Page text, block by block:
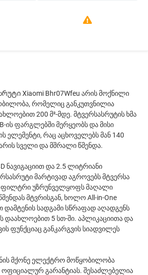
Xiaomi Bhr07Wfeu არის მოქნილი
რომელიც განკუთვნილია
200 მ²-მდე. მტვერსასრუტის ხმა
ის ფარგლებში მერყეობს და მისი
ელემენტი, რაც აცხოველებს მან 140
სველი და მშრალი წმენდა.
ნავიგაციით და 2.5 ლიტრიანი
მარტივად აგროვებს მტვერსა
ფილტრი უზრუნველყოფს მაღალი
მტვრისგან, ხოლო All-in-One
დამტენის სადგამი სწრაფად აღადგენს
დაახლოებით 5 სთ-ში. აპლიკაციითა და
ფუნქციაც განკარგვის სიადვილეს
მქონე ელექტრო მოწყობილობა
ოფიციალურ გარანტიას. შესაძლებელია